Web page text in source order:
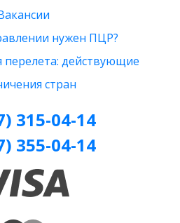
нужен ПЦР?
действующие
стран
315-04-14
355-04-14